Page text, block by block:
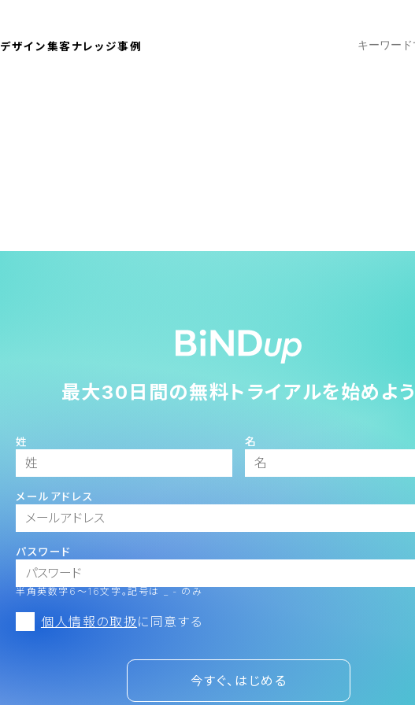
デザイン集客ナレッジ事例
最大30日間の無料トライアルを始めよ
姓 名
メールアドレス
パスワード
半角英数字6～16文字。記号は _ - のみ
個人情報の取扱に同意する
今すぐ、はじめる